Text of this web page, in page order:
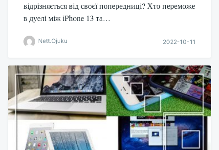
відрізняється від своєї попередниці? Хто переможе
в дуелі між iPhone 13 та…
Nett.Ojuku 2022-10-11